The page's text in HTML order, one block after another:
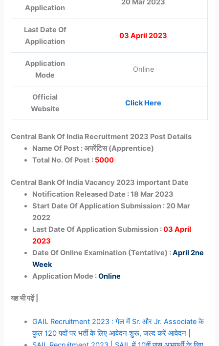
Application
20 Mar 2023
Last Date Of
Application
03 April 2023
Application
Mode
Online
Official
Website
Click Here
Central Bank Of India Recruitment 2023 Post Details
Name Of Post : अपरेंटिस (Apprentice)
Total No. Of Post : 5000
Central Bank Of India Vacancy 2023 important Date
Notification Released Date : 18 Mar 2023
Start Date Of Application Submission : 20 Mar
2022
Last Date Of Application Submission :03 April
2023
Date Of Online Examination (Tentative) :April 2ne
Week
Application Mode :Online
यह भी पढ़ें |
GAIL Recruitment 2023 : गेल में Sr. और Jr. Associate के
कुल 120 पदों पर भर्ती के लिए आवेदन शुरू, जल्द करें आवेदन |